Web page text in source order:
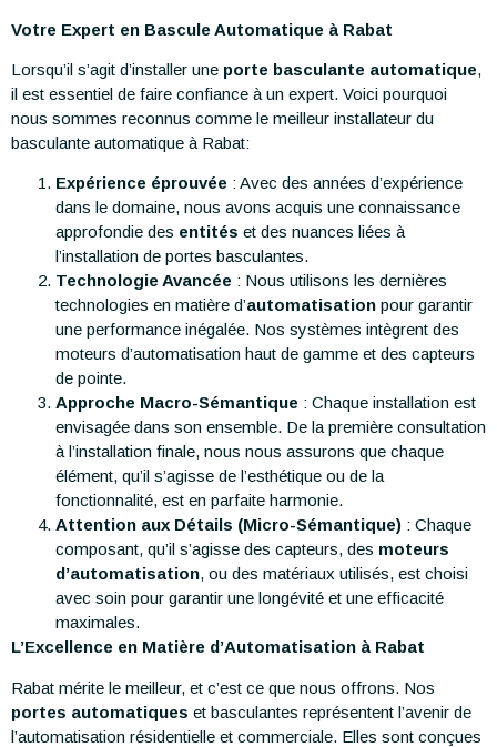
Votre Expert en Bascule Automatique à Rabat
Lorsqu’il s’agit d’installer une porte basculante automatique,
il est essentiel de faire confiance à un expert. Voici pourquoi
nous sommes reconnus comme le meilleur installateur du
basculante automatique à Rabat:
Expérience éprouvée : Avec des années d’expérience
dans le domaine, nous avons acquis une connaissance
approfondie des entités et des nuances liées à
l’installation de portes basculantes.
Technologie Avancée : Nous utilisons les dernières
technologies en matière d’automatisation pour garantir
une performance inégalée. Nos systèmes intègrent des
moteurs d’automatisation haut de gamme et des capteurs
de pointe.
Approche Macro-Sémantique : Chaque installation est
envisagée dans son ensemble. De la première consultation
à l’installation finale, nous nous assurons que chaque
élément, qu’il s’agisse de l’esthétique ou de la
fonctionnalité, est en parfaite harmonie.
Attention aux Détails (Micro-Sémantique) : Chaque
composant, qu’il s’agisse des capteurs, des moteurs
d’automatisation, ou des matériaux utilisés, est choisi
avec soin pour garantir une longévité et une efficacité
maximales.
L’Excellence en Matière d’Automatisation à Rabat
Rabat mérite le meilleur, et c’est ce que nous offrons. Nos
portes automatiques et basculantes représentent l’avenir de
l’automatisation résidentielle et commerciale. Elles sont conçues